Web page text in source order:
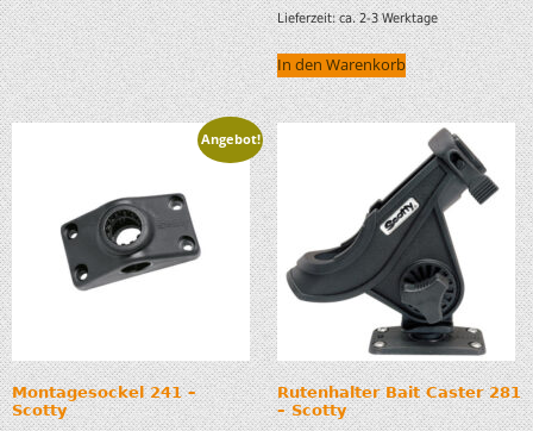
Lieferzeit:ca. 2-3 Werktage
In den Warenkorb
Angebot!
Montagesockel 241 –
Scotty
Rutenhalter Bait Caster 281
– Scotty